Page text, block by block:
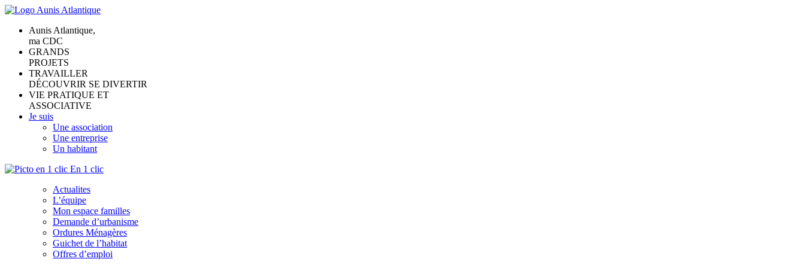
Aunis Atlantique,
ma CDC
GRANDS
PROJETS
TRAVAILLER
DÉCOUVRIR SE DIVERTIR
VIE PRATIQUE ET
ASSOCIATIVE
Je suis
Une association
Une entreprise
Un habitant
En 1 clic
Actualites
L’équipe
Mon espace familles
Demande d’urbanisme
Ordures Ménagères
Guichet de l’habitat
Offres d’emploi